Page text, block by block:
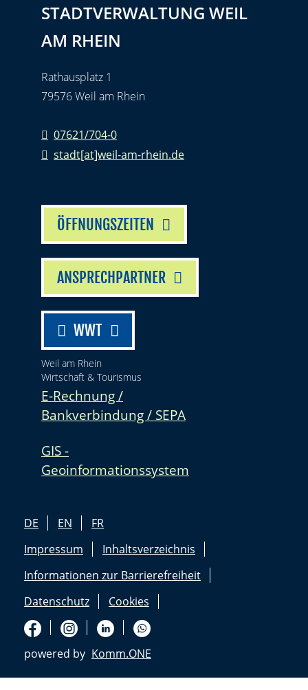
STADTVERWALTUNG WEIL
AM RHEIN
Rathausplatz 1
79576 Weil am Rhein
07621/704-0
stadt[at]weil-am-rhein.de
ÖFFNUNGSZEITEN
ANSPRECHPARTNER
WWT
Weil am Rhein
Wirtschaft & Tourismus
E-Rechnung /
Bankverbindung / SEPA
GIS -
Geoinformationssystem
DE EN
FR
Impressum
Inhaltsverzeichnis
Informationen zur Barrierefreiheit
Datenschutz
Cookies
powered by Komm.ONE